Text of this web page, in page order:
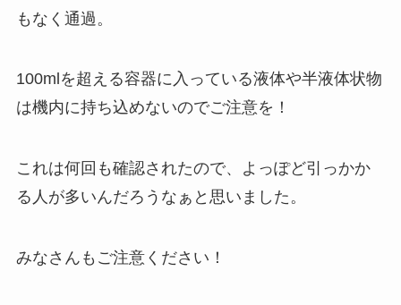
もなく通過。
100mlを超える容器に入っている液体や半液体状物
は機内に持ち込めないのでご注意を！
これは何回も確認されたので、よっぽど引っかか
る人が多いんだろうなぁと思いました。
みなさんもご注意ください！